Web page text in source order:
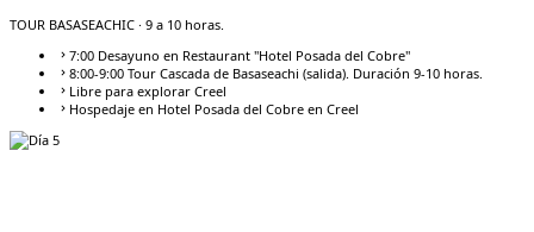
TOUR BASASEACHIC · 9 a 10 horas.
7:00 Desayuno en Restaurant "Hotel Posada del Cobre"
8:00-9:00 Tour Cascada de Basaseachi (salida). Duración 9-10 horas.
Libre para explorar Creel
Hospedaje en Hotel Posada del Cobre en Creel